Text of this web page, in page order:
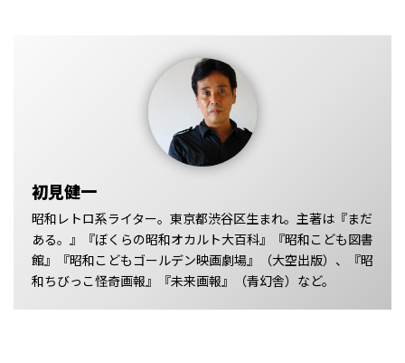
初見健一
昭和レトロ系ライター。東京都渋谷区生まれ。主著は『まだ
ある。』『ぼくらの昭和オカルト大百科』『昭和こども図書
館』『昭和こどもゴールデン映画劇場』（大空出版）、『昭
和ちびっこ怪奇画報』『未来画報』（青幻舎）など。